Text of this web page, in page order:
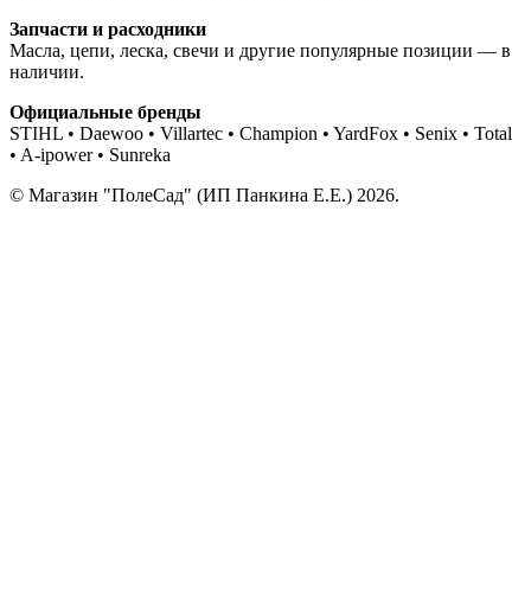
Запчасти и расходники
Масла, цепи, леска, свечи и другие популярные позиции — в
наличии.
Официальные бренды
STIHL • Daewoo • Villartec • Champion • YardFox • Senix • Total
• A-ipower • Sunreka
© Магазин "ПолеСад" (ИП Панкина Е.Е.) 2026.